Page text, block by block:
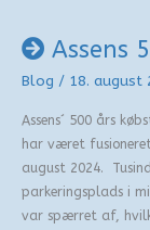
Assens
Blog / 18. august
Assens´ 500 års
har været
august 2024.
parkeringsplads i
var spærret af,